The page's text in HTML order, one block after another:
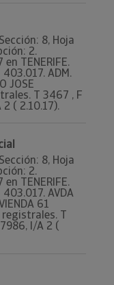
8, Hoja
2.
TENERIFE.
ADM.
JOSE
T 3467 , F
2 ( 2.10.17).
8, Hoja
2.
TENERIFE.
AVDA
61
registrales. T
I/A 2 (